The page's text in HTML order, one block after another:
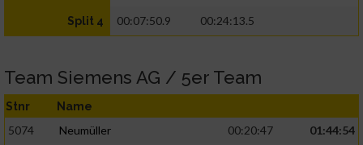
Split 4 00:07:50.9 00:24:13.5
Team Siemens AG / 5er Team
Stnr Name
5074 Neumüller 00:20:47
01:44:54